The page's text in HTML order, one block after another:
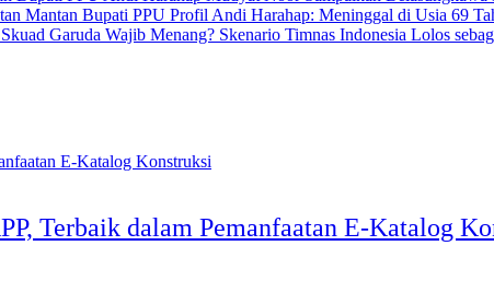
Profil Andi Harahap: Meninggal di Usia 69
Skenario Timnas Indonesia Lolos
Terbaik dalam Pemanfaatan E-Katalog